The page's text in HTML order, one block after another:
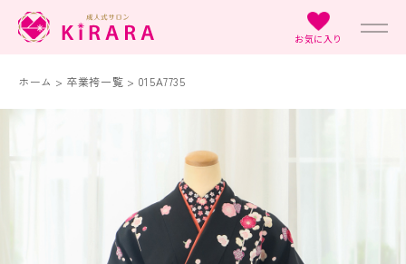
お気に入り
ホーム > 卒業袴一覧 > 015A7735